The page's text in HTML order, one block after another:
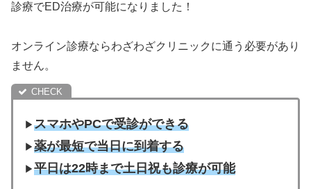
診療でED治療が可能になりました！
オンライン診療ならわざわざクリニックに通う必要があり
ません。
▶︎スマホやPCで受診ができる
▶︎薬が最短で当日に到着する
▶︎平日は22時まで土日祝も診療が可能